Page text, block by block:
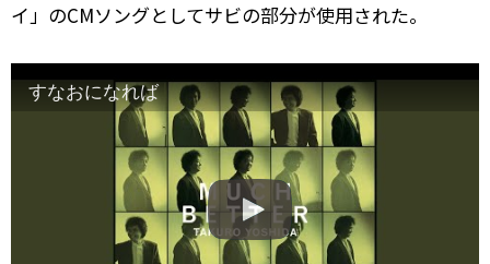
イ」のCMソングとしてサビの部分が使用された。
すなおになれば